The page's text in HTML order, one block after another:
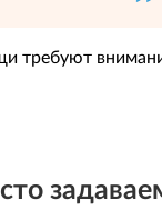
требуют